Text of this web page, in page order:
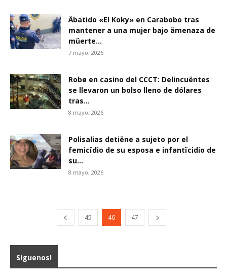
Äbatido «El Koky» en Carabobo tras
mantener a una mujer bajo ämenaza de
müerte...
7 mayo, 2026
Robø en casino del CCCT: Delincuëntes
se llevaron un bolso lleno de dólares
tras...
8 mayo, 2026
Polisalias detiëne a sujeto por el
femicïdio de su esposa e infantïcidio de
su...
8 mayo, 2026
45 46 47
Síguenos!